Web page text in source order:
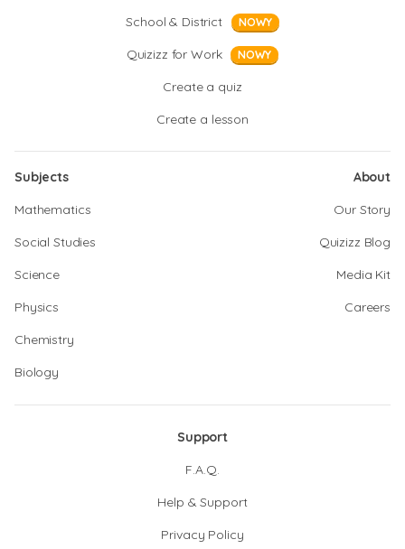
School & District
NOWY
Quizizz for Work NOWY
Create a quiz
Create a lesson
Subjects
Mathematics
Social Studies
Science
Physics
Chemistry
Biology
About
Our Story
Quizizz Blog
Media Kit
Careers
Support
F.A.Q.
Help & Support
Privacy Policy